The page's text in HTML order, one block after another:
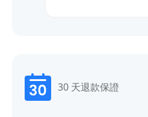
30 天退款保證